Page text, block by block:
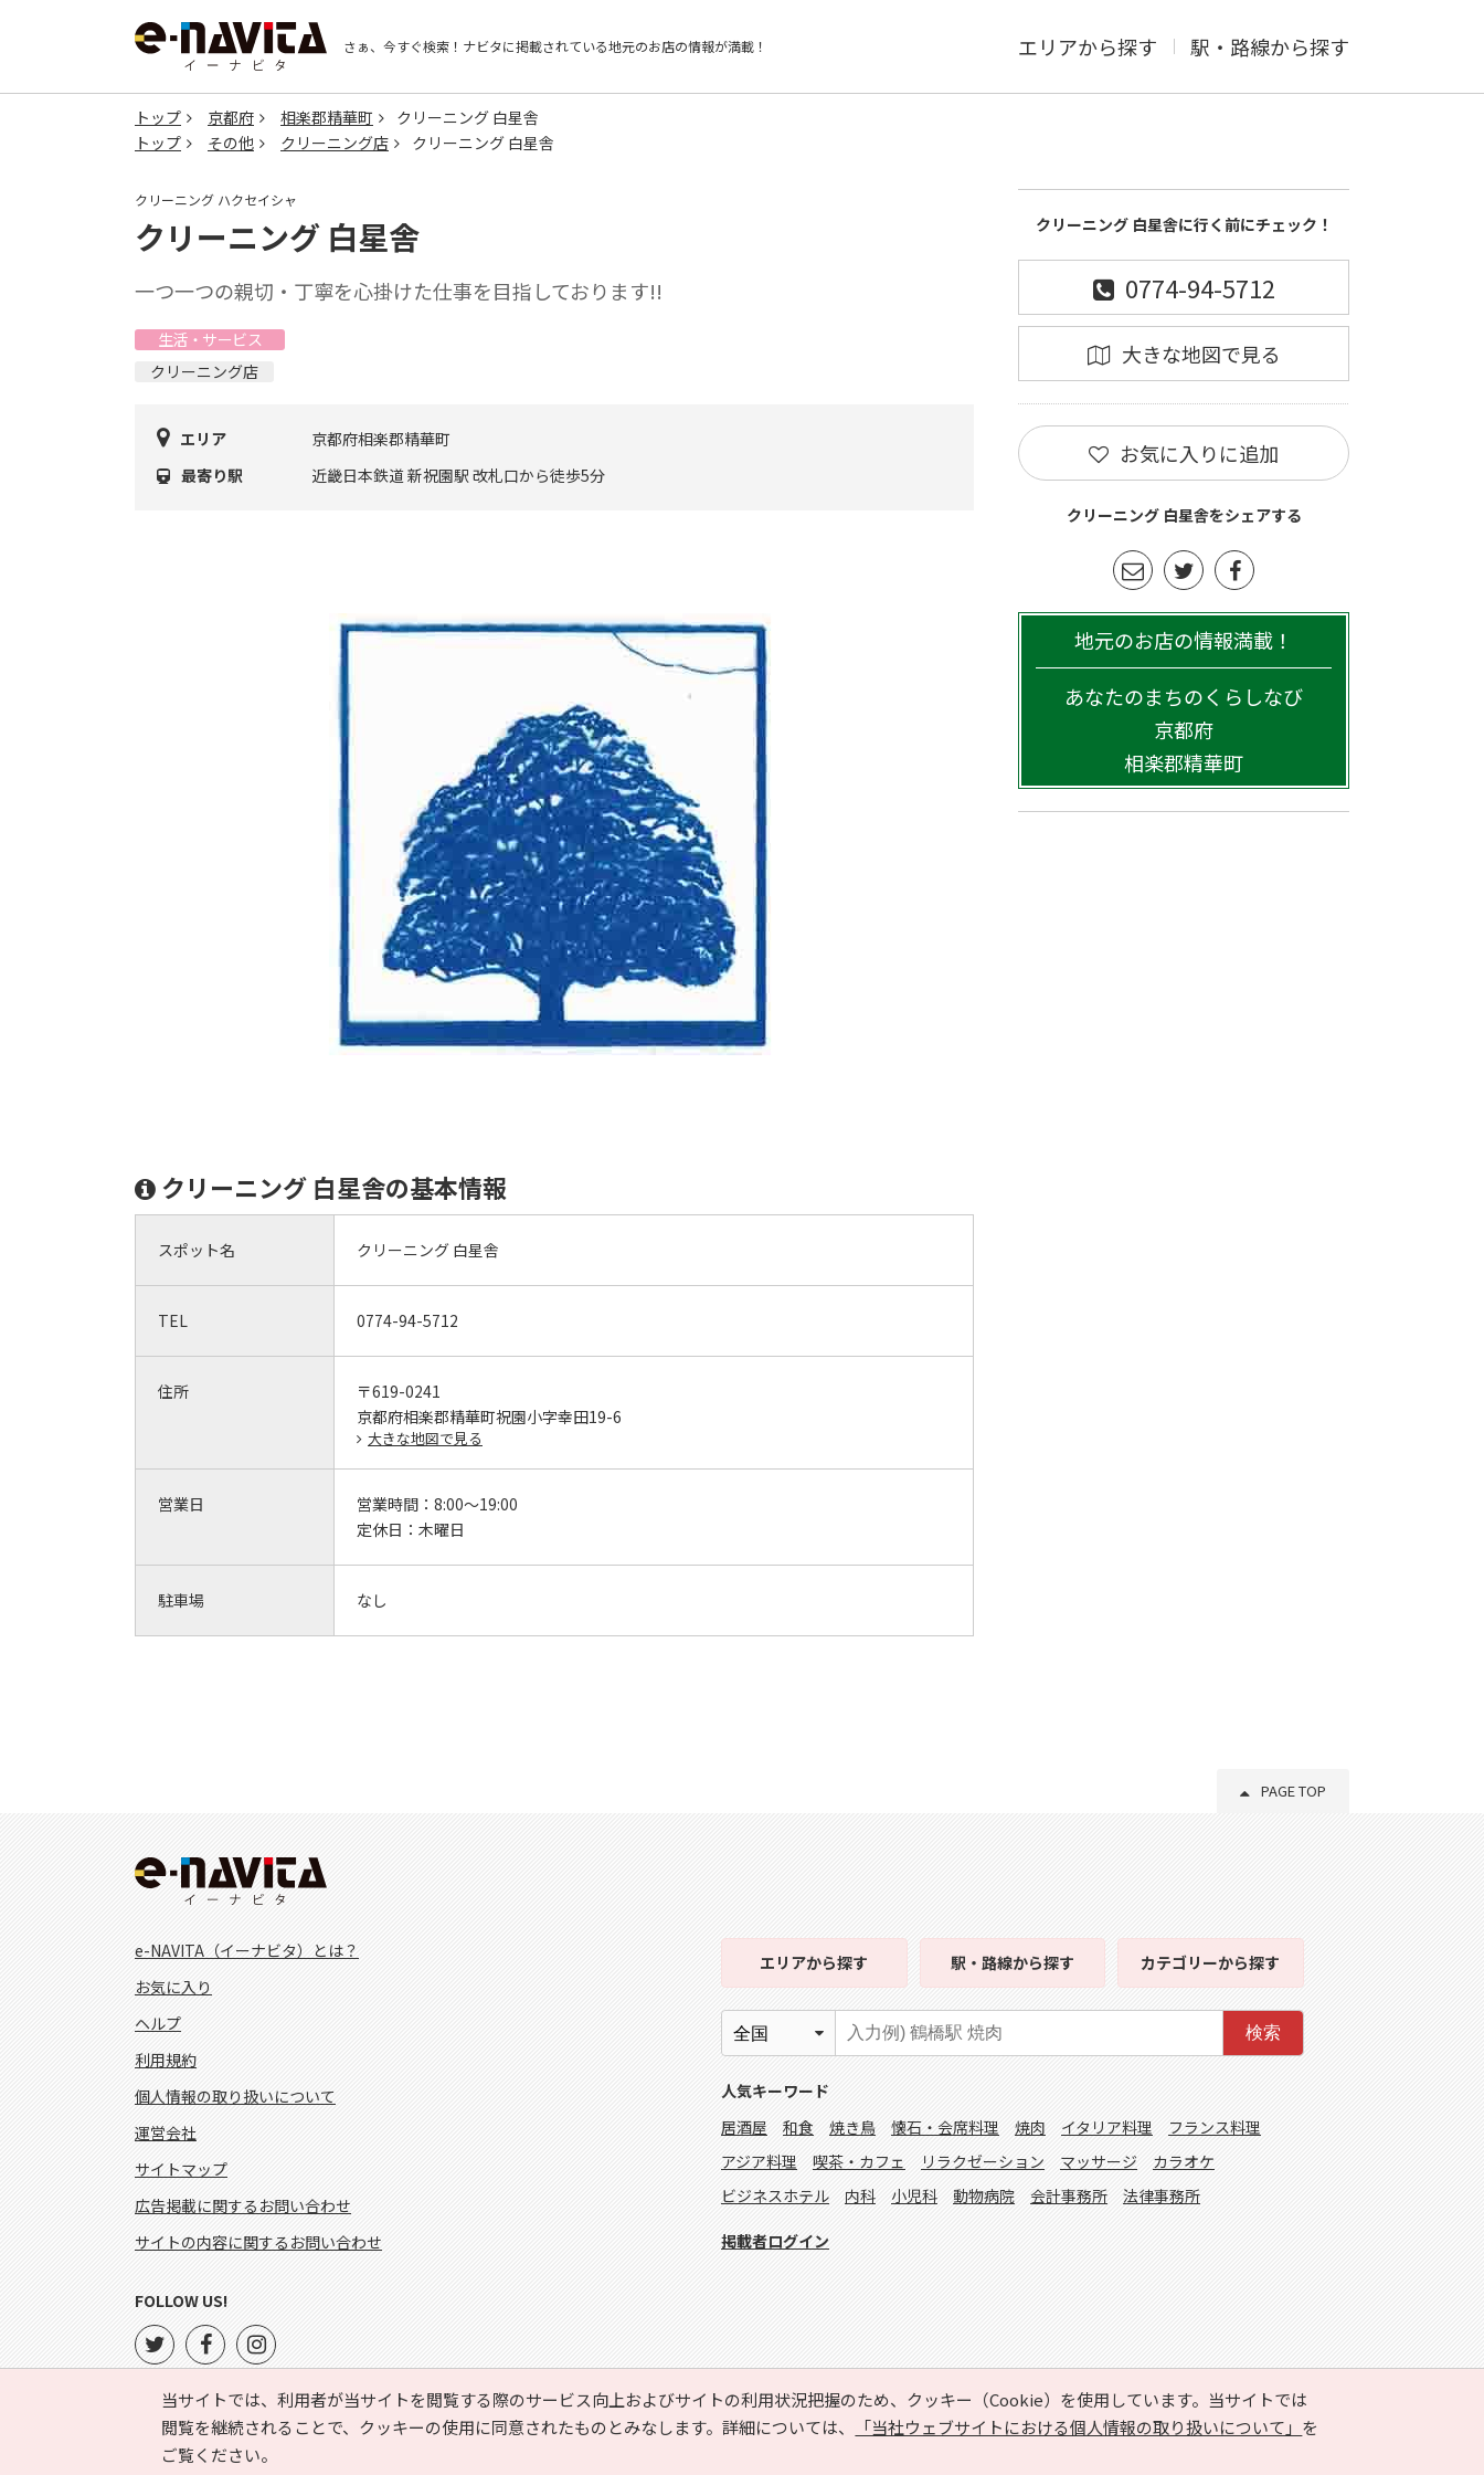
さぁ、今すぐ検索！ ナビタに掲載されている地元のお店の情報が満載！ エリアから探す 駅・路線から探す
トップ 京都府 相楽郡精華町
クリーニング 白星舎
トップ
その他 クリーニング店 クリーニング 白星舎
クリーニング ハクセイシャ
クリーニング 白星舎
一つ一つの親切・丁寧を心掛けた仕事を目指しております!!
生活・サービス
クリーニング店
エリア
京都府相楽郡精華町
最寄り駅
近畿日本鉄道 新祝園駅 改札口から徒歩5分
クリーニング 白星舎の基本情報
スポット名 クリーニング 白星舎
TEL 0774-94-5712
住所
〒619-0241
京都府相楽郡精華町祝園小字幸田19-6
大きな地図で見る
営業日 営業時間： 8:00～19:00
定休日： 木曜日
駐車場 なし
クリーニング 白星舎に行く前にチェック！
0774-94-5712
大きな地図で見る
お気に入りに追加
クリーニング 白星舎をシェアする
地元のお店の情報満載！
あなたのまちのくらしなび
京都府
相楽郡精華町
PAGE TOP
当サイトでは、利用者が当サイトを閲覧する際のサービス向上およびサイトの利用状況把握のため、クッキー（Cookie）を使用しています。当サイトでは
閲覧を継続されることで、クッキーの使用に同意されたものとみなします。詳細については、
「当社ウェブサイトにおける個人情報の取り扱いについて」 を
ご覧ください。
e-NAVITA（イーナビタ）とは？
お気に入り
ヘルプ
利用規約
個人情報の取り扱いについて
運営会社
サイトマップ
広告掲載に関するお問い合わせ
サイトの内容に関するお問い合わせ
エリアから探す 駅・路線から探す カテゴリーから探す
検索
人気キーワード
居酒屋
和食 焼き鳥 懐石・会席料理 焼肉 イタリア料理
フランス料理
アジア料理
喫茶・カフェ リラクゼーション マッサージ
カラオケ
ビジネスホテル
内科 小児科 動物病院 会計事務所 法律事務所
掲載者ログイン
FOLLOW US!
Copyright © HYOJITO.Co.,Ltd. All Rights Reserved.